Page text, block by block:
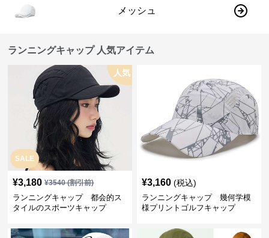
メッシュ
ランニングキャップ 人気アイテム
SALE
人気
¥3,180 ¥3540(割引前)
ランニングキャップ 都会的ス
タイルのスポーツキャップ
¥3,160 (税込)
ランニングキャップ 幾何学模
様プリントゴルフキャップ